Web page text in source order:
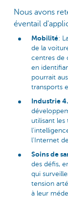
Nous avons
éventail
Mobilité:
de la
centres de
en
pourrait
transports
Industrie
utilisant
l'Internet
Soins de
des défis,
qui
tension
à leur